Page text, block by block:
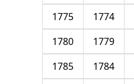
1774
1775
1779
1780
1784
1785